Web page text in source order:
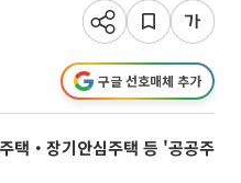
구글 선호매체 추가
택‧장기안심주택 등 '공공주